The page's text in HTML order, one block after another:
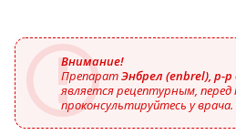
Внимание!
ПрепаратЭнбрел (enbrel), р-
является рецептурным,
проконсультируйтесь у врача.